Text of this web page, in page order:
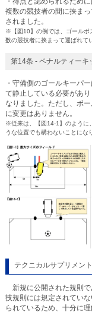
複数の競技者の間に挟ま
されました。
※【図10】の例では、ゴールポ
数の競技者に挟まって運ばれて
第14条 - ペナルティーキ
・守備側のゴールキーパ
て静止している必要があ
なりました。ただし、ボ
に変更はありません。
※従来は、【図14-1】のように
うな位置でも構わないことにな
テクニカルサプリメント
新規に公開された規則で
技規則には規定されてい
られているため、十分に理